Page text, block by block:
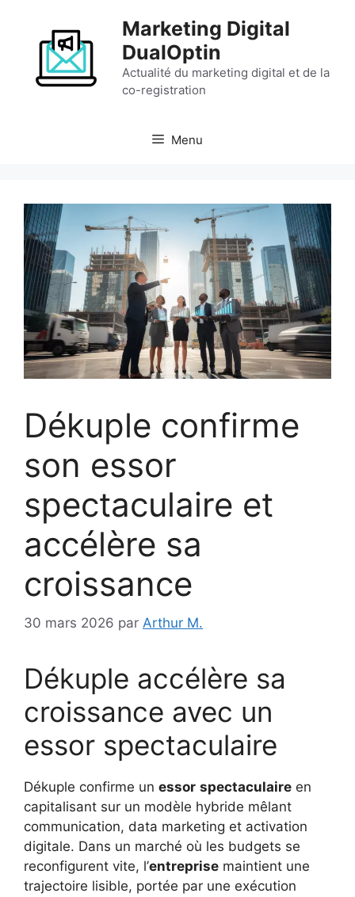
contenu
Marketing Digital
DualOptin
Actualité du marketing digital et de la
co-registration
Menu
Dékuple confirme
son essor
spectaculaire et
accélère sa
croissance
30 mars 2026 par Arthur M.
Dékuple accélère sa
croissance avec un
essor spectaculaire
Dékuple confirme un essor spectaculaire en
capitalisant sur un modèle hybride mêlant
communication, data marketing et activation
digitale. Dans un marché où les budgets se
reconfigurent vite, l’entreprise maintient une
trajectoire lisible, portée par une exécution